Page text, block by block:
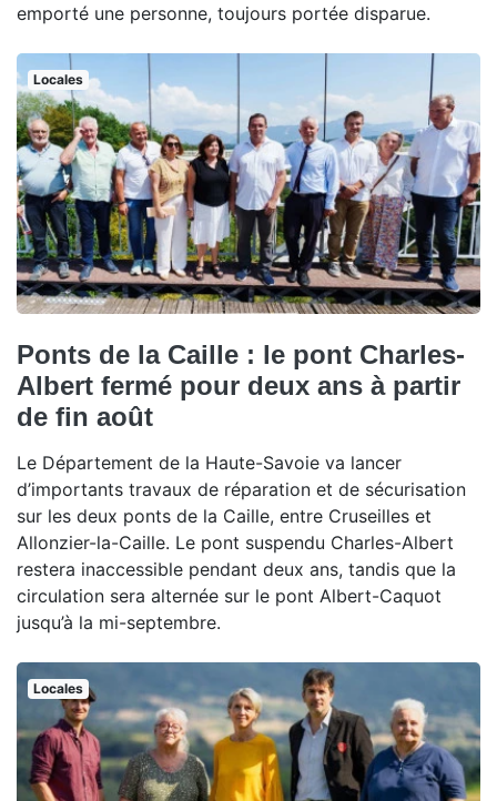
emporté une personne, toujours portée disparue.
Locales
Ponts de la Caille : le pont Charles-
Albert fermé pour deux ans à partir
de fin août
Le Département de la Haute-Savoie va lancer
d’importants travaux de réparation et de sécurisation
sur les deux ponts de la Caille, entre Cruseilles et
Allonzier-la-Caille. Le pont suspendu Charles-Albert
restera inaccessible pendant deux ans, tandis que la
circulation sera alternée sur le pont Albert-Caquot
jusqu’à la mi-septembre.
Locales